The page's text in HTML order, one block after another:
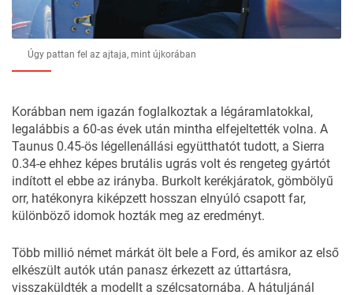
Úgy pattan fel az ajtaja, mint újkorában
Korábban nem igazán foglalkoztak a légáramlatokkal,
legalábbis a 60-as évek után mintha elfejeltették volna. A
Taunus 0.45-ös légellenállási együtthatót tudott, a Sierra
0.34-e ehhez képes brutális ugrás volt és rengeteg gyártót
indított el ebbe az irányba. Burkolt kerékjáratok, gömbölyű
orr, hatékonyra kiképzett hosszan elnyúló csapott far,
különböző idomok hozták meg az eredményt.
Több millió német márkát ölt bele a Ford, és amikor az első
elkészült autók után panasz érkezett az úttartásra,
visszaküldték a modellt a szélcsatornába. A hátuljánál